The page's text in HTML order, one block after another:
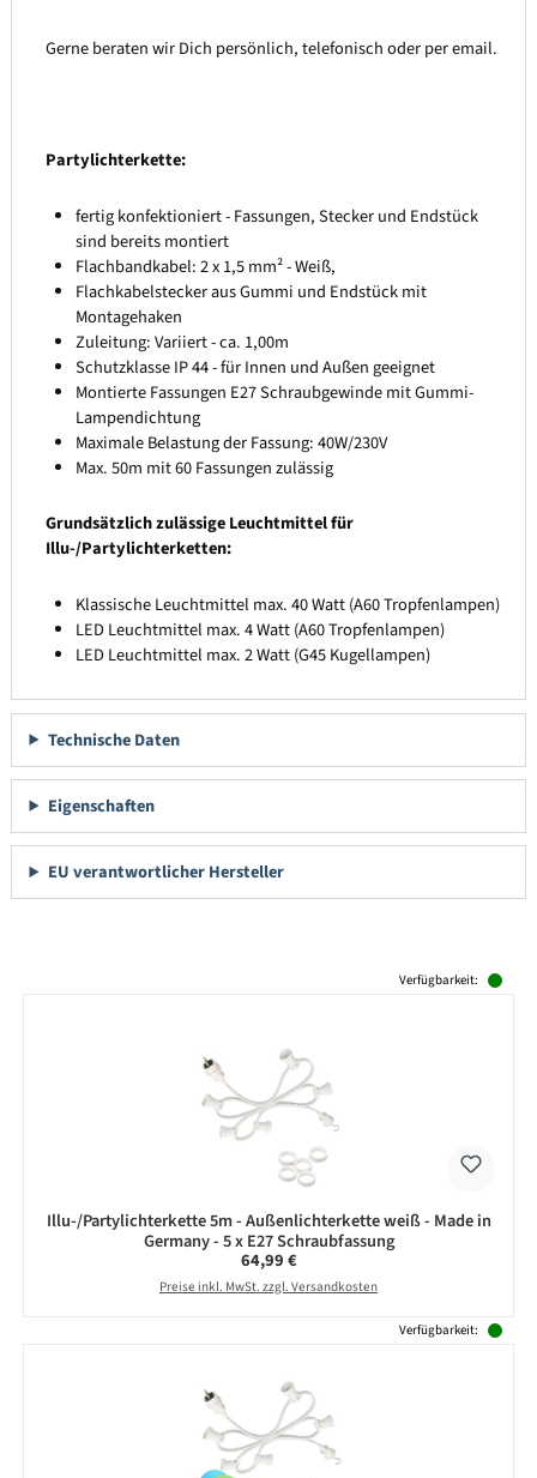
Gerne beraten wir Dich persönlich, telefonisch oder per email.
Partylichterkette:
fertig konfektioniert - Fassungen, Stecker und Endstück
sind bereits montiert
Flachbandkabel: 2 x 1,5 mm² - Weiß,
Flachkabelstecker aus Gummi und Endstück mit
Montagehaken
Zuleitung: Variiert - ca. 1,00m
Schutzklasse IP 44 - für Innen und Außen geeignet
Montierte Fassungen E27 Schraubgewinde mit Gummi-
Lampendichtung
Maximale Belastung der Fassung: 40W/230V
Max. 50m mit 60 Fassungen zulässig
Grundsätzlich zulässige Leuchtmittel für
Illu-/Partylichterketten:
Klassische Leuchtmittel max. 40 Watt (A60 Tropfenlampen)
LED Leuchtmittel max. 4 Watt (A60 Tropfenlampen)
LED Leuchtmittel max. 2 Watt (G45 Kugellampen)
Technische Daten
Eigenschaften
EU verantwortlicher Hersteller
Verfügbarkeit:
Illu-/Partylichterkette 5m - Außenlichterkette weiß - Made in
Germany - 5 x E27 Schraubfassung
Regulärer Preis:
64,99 €
Preise inkl. MwSt. zzgl. Versandkosten
Verfügbarkeit: